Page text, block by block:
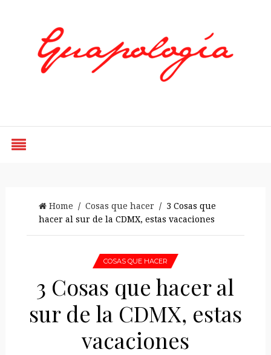
Home / Cosas que hacer / 3 Cosas que
hacer al sur de la CDMX, estas vacaciones
COSAS QUE HACER
3 Cosas que hacer al
sur de la CDMX, estas
vacaciones